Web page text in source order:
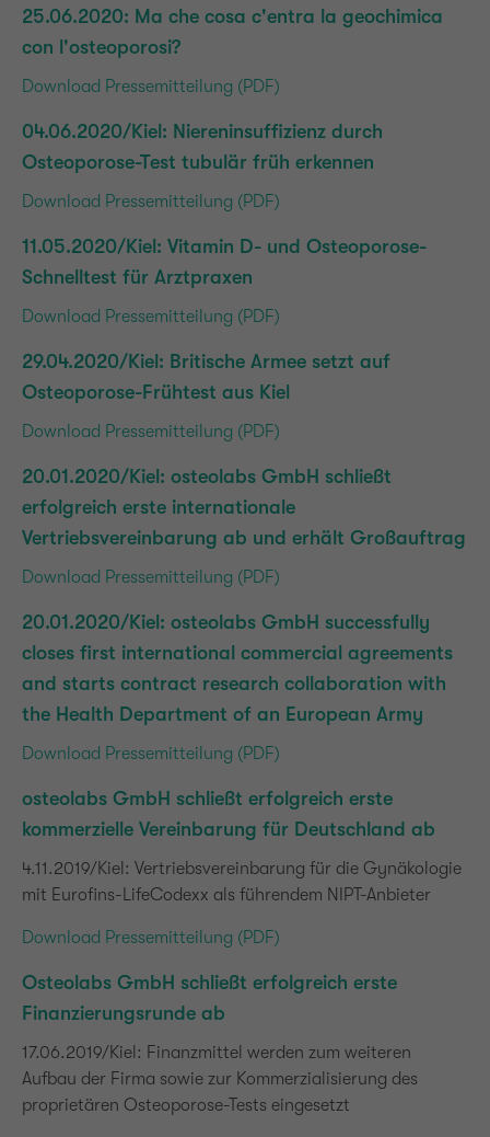
25.06.2020: Ma che cosa c'entra la geochimica
con l'osteoporosi?
Download Pressemitteilung (PDF)
04.06.2020/Kiel: Niereninsuffizienz durch
Osteoporose-Test tubulär früh erkennen
Download Pressemitteilung (PDF)
11.05.2020/Kiel: Vitamin D- und Osteoporose-
Schnelltest für Arztpraxen
Download Pressemitteilung (PDF)
29.04.2020/Kiel: Britische Armee setzt auf
Osteoporose-Frühtest aus Kiel
Download Pressemitteilung (PDF)
20.01.2020/Kiel: osteolabs GmbH schließt
erfolgreich erste internationale
Vertriebsvereinbarung ab und erhält Großauftrag
Download Pressemitteilung (PDF)
20.01.2020/Kiel: osteolabs GmbH successfully
closes first international commercial agreements
and starts contract research collaboration with
the Health Department of an European Army
Download Pressemitteilung (PDF)
osteolabs GmbH schließt erfolgreich erste
kommerzielle Vereinbarung für Deutschland ab
4.11.2019/Kiel: Vertriebsvereinbarung für die Gynäkologie
mit Eurofins-LifeCodexx als führendem NIPT-Anbieter
Download Pressemitteilung (PDF)
Osteolabs GmbH schließt erfolgreich erste
Finanzierungsrunde ab
17.06.2019/Kiel: Finanzmittel werden zum weiteren
Aufbau der Firma sowie zur Kommerzialisierung des
proprietären Osteoporose-Tests eingesetzt